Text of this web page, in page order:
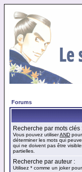
Forums
Recherche par mots clés
Vous pouvez utiliserAND
déterminer les mots qui
qui ne doivent pas être
partielles.
Recherche par auteur :
Utilisez * comme un joker